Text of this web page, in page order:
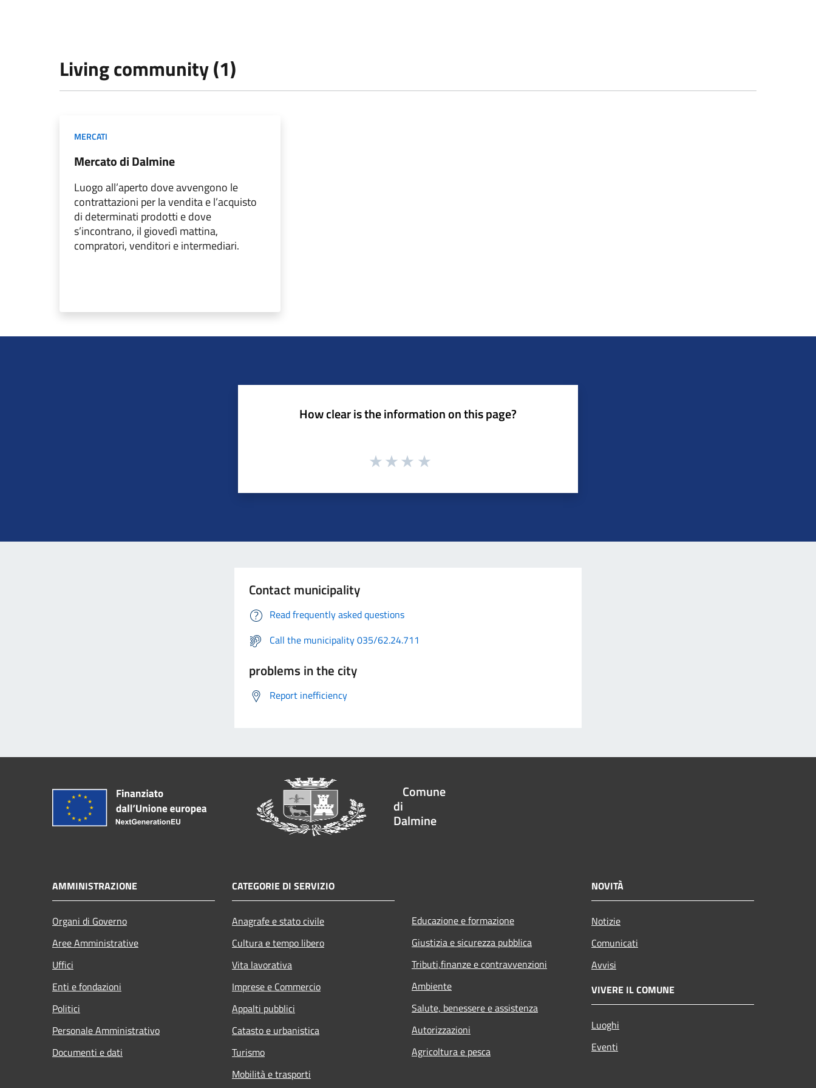
Living community (1)
MERCATI
Mercato di Dalmine
Luogo all’aperto dove avvengono le
contrattazioni per la vendita e l’acquisto
di determinati prodotti e dove
s’incontrano, il giovedì mattina,
compratori, venditori e intermediari.
How clear is the information on this page?
Contact municipality
Read frequently asked questions
Call the municipality 035/62.24.711
problems in the city
Report inefficiency
Comune
di
Dalmine
AMMINISTRAZIONE
Organi di Governo
Aree Amministrative
Uffici
Enti e fondazioni
Politici
Personale Amministrativo
Documenti e dati
CATEGORIE DI SERVIZIO
Anagrafe e stato civile
Cultura e tempo libero
Vita lavorativa
Imprese e Commercio
Appalti pubblici
Catasto e urbanistica
Turismo
Mobilità e trasporti
Educazione e formazione
Giustizia e sicurezza pubblica
Tributi,finanze e contravvenzioni
Ambiente
Salute, benessere e assistenza
Autorizzazioni
Agricoltura e pesca
NOVITÀ
Notizie
Comunicati
Avvisi
VIVERE IL COMUNE
Luoghi
Eventi